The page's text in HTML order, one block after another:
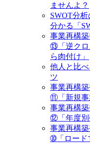
ませんよ？
SWOT分
分かる「
事業再構
⑬「逆クロ
ら肉付け」
他人と比
ツ
事業再構
⑪「新規事
事業再構
⑫「年度別
事業再構
➉「ロード